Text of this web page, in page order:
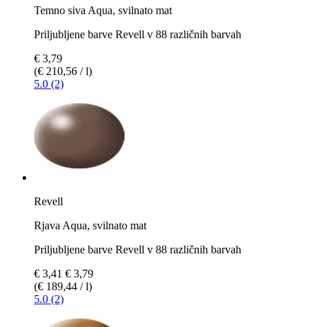
Temno siva Aqua, svilnato mat
Priljubljene barve Revell v 88 različnih barvah
€ 3,79
(€ 210,56 / l)
5.0 (2)
Revell
Rjava Aqua, svilnato mat
Priljubljene barve Revell v 88 različnih barvah
€ 3,41 € 3,79
(€ 189,44 / l)
5.0 (2)